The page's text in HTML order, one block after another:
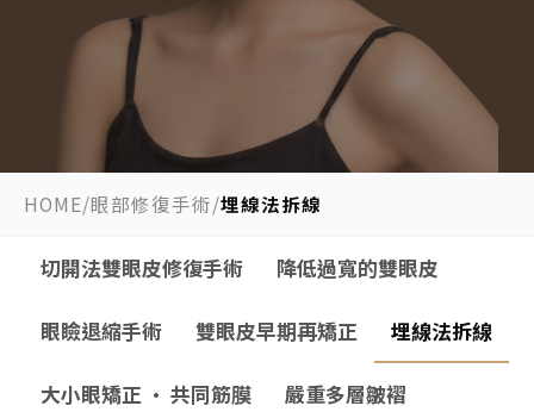
HOME/眼部修復手術/埋線法拆線
切開法雙眼皮修復手術 降低過寬的雙眼皮
眼瞼退縮手術 雙眼皮早期再矯正 埋線法拆線
大小眼矯正 · 共同筋膜 嚴重多層皺褶